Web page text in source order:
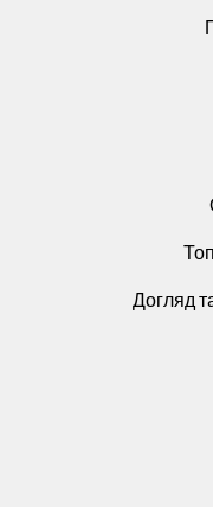
Догляд